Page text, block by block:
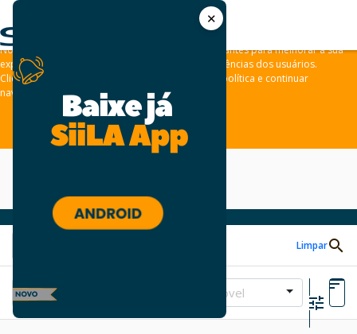
✕
As leis de privacidade dos usuários estão mudando e por isso nós
convidamos você a revisar a nossa
Nós usamos cookies e outras tecnologias semelhantes para melhorar a sua
experiência em nossos sites e lembrar das preferências dos usuários.
Clique em “aceitar” para concordar com a nossa política e continuar
navegando em nosso site.
ACEITAR
Limpar
Tipo de Imóvel